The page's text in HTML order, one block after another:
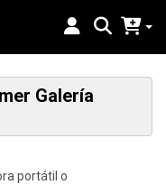
Galería
portátil o